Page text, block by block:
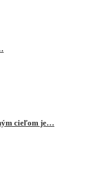
cieľom je…